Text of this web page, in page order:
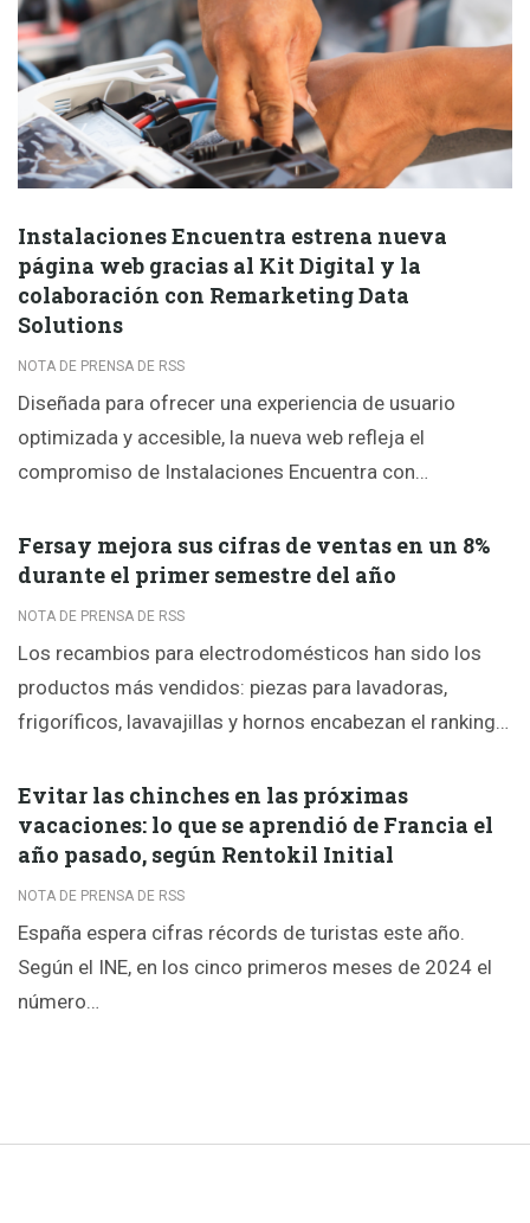
Instalaciones Encuentra estrena nueva
página web gracias al Kit Digital y la
colaboración con Remarketing Data
Solutions
NOTA DE PRENSA DE RSS
Diseñada para ofrecer una experiencia de usuario
optimizada y accesible, la nueva web refleja el
compromiso de Instalaciones Encuentra con…
Fersay mejora sus cifras de ventas en un 8%
durante el primer semestre del año
NOTA DE PRENSA DE RSS
Los recambios para electrodomésticos han sido los
productos más vendidos: piezas para lavadoras,
frigoríficos, lavavajillas y hornos encabezan el ranking…
Evitar las chinches en las próximas
vacaciones: lo que se aprendió de Francia el
año pasado, según Rentokil Initial
NOTA DE PRENSA DE RSS
España espera cifras récords de turistas este año.
Según el INE, en los cinco primeros meses de 2024 el
número…